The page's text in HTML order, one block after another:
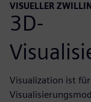
VISUELLER
3D-
Visualization ist